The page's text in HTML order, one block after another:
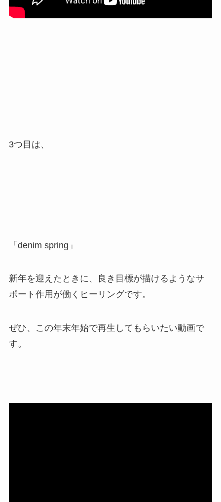
3つ目は、
「denim spring」
新年を迎えたときに、良き目標が描けるようなサ
ポート作用が働くヒーリングです。
ぜひ、この年末年始で再生してもらいたい動画で
す。